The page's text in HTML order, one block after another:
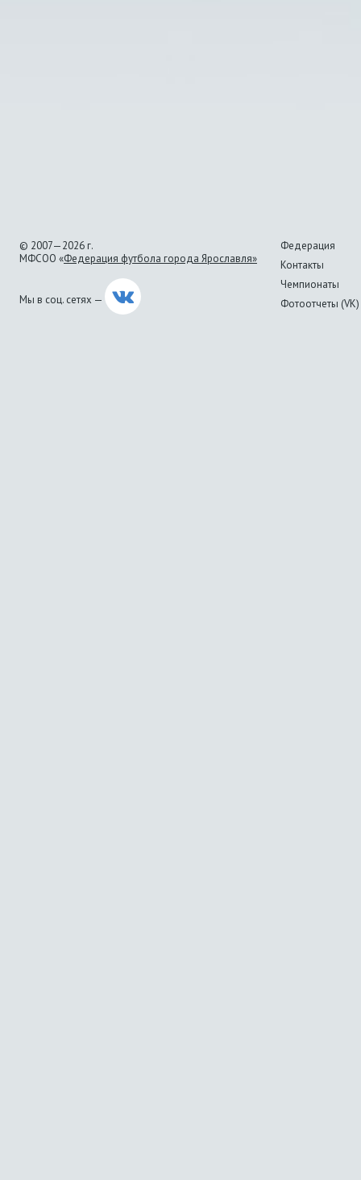
© 2007—2026 г.
МФСОО «Федерация футбола города Ярославля»
Мы в соц. сетях —
Федерация
Контакты
Чемпионаты
Фотоотчеты (VK)